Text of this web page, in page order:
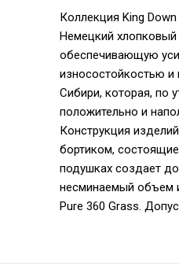
Коллекция King
Немецкий хлопковый
обеспечивающую
износостойкостью и
Сибири, которая, по
положительно и
Конструкция
бортиком,
подушках создает
несминаемый объем
Pure 360 Grass.